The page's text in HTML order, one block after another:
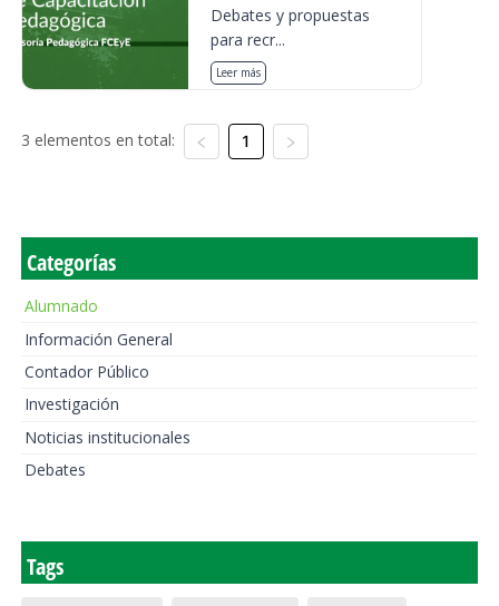
Debates y propuestas
para recr...
Leer más
3 elementos en total: 1
Categorías
Alumnado
Información General
Contador Público
Investigación
Noticias institucionales
Debates
Tags